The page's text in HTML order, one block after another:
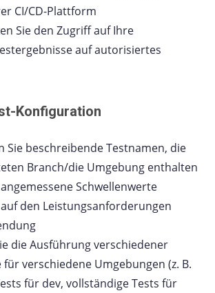
CI/CD-Plattform
Sie den Zugriff auf Ihre
auf autorisiertes
Konfiguration
Sie beschreibende Testnamen, die
Branch/die Umgebung enthalten
Schwellenwerte
den Leistungsanforderungen
die Ausführung verschiedener
verschiedene Umgebungen (z. B.
für dev, vollständige Tests für